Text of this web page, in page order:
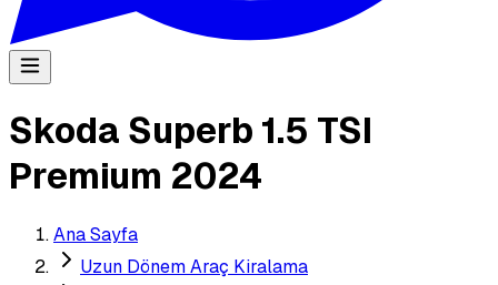
Skoda Superb 1.5 TSI
Premium 2024
Ana Sayfa
Uzun Dönem Araç Kiralama